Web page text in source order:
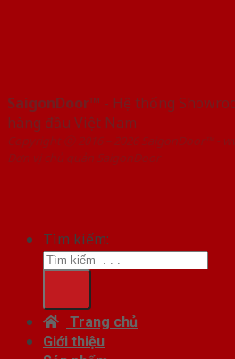
SaigonDoor™ - Hệ thống
hàng đầu Việt Nam
Copyright ⓒ 2016 – 2026 SaigonDoor™ -
Đơn vị chủ quản SaigonDoor
Tìm kiếm:
Trang chủ
Giới thiệu